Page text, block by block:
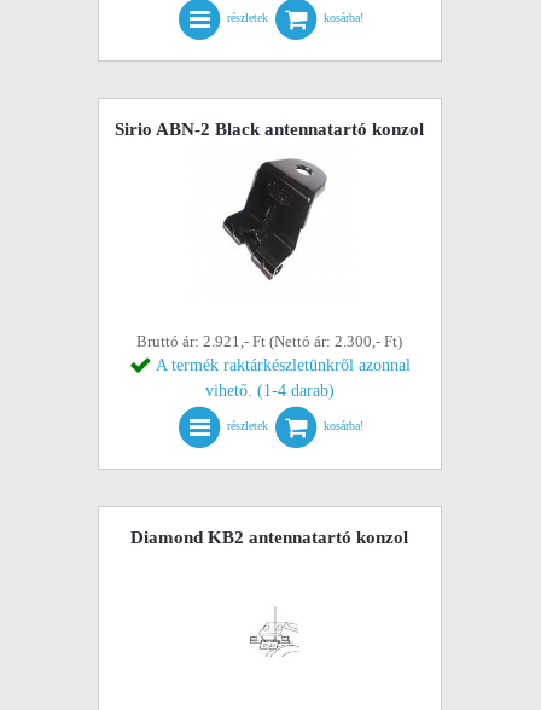
részletek kosárba!
Sirio ABN-2 Black antennatartó konzol
Bruttó ár: 2.921,- Ft (Nettó ár: 2.300,- Ft)
A termék raktárkészletünkről azonnal
vihető. (1-4 darab)
részletek kosárba!
Diamond KB2 antennatartó konzol